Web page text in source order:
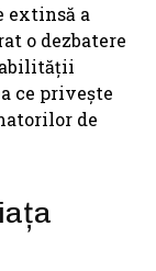
extinsă a
o dezbatere
ce privește
de